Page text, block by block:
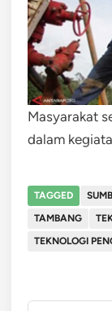
Masyarakat
dalam
TAGGED
TAMBANG
TEKNOLOGI